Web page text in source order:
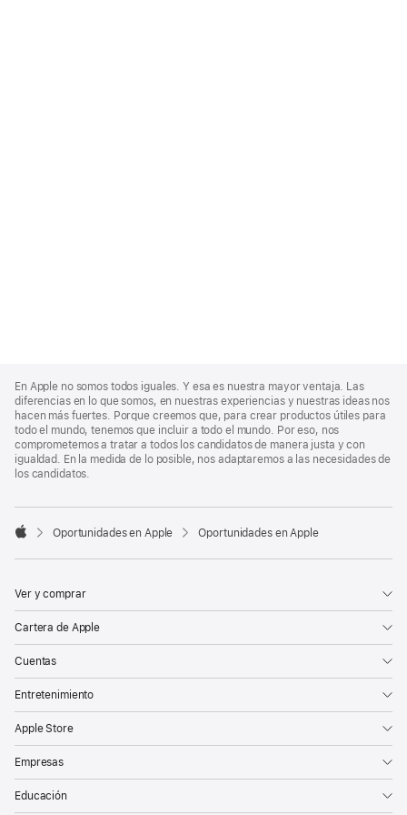
Footer
En Apple no somos todos iguales. Y esa es nuestra mayor ventaja. Las
diferencias en lo que somos, en nuestras experiencias y nuestras ideas nos
hacen más fuertes. Porque creemos que, para crear productos útiles para
todo el mundo, tenemos que incluir a todo el mundo. Por eso, nos
comprometemos a tratar a todos los candidatos de manera justa y con
igualdad. En la medida de lo posible, nos adaptaremos a las necesidades de
los candidatos.

Oportunidades en Apple Oportunidades en Apple
Ver y comprar
Cartera de Apple
Cuentas
Entretenimiento
Apple Store
Empresas
Educación